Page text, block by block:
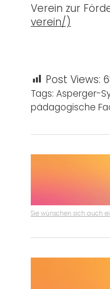
Verein zur
verein/)
Post Views:
Tags: Asperger-
pädagogische
Sie wünschen sich auch